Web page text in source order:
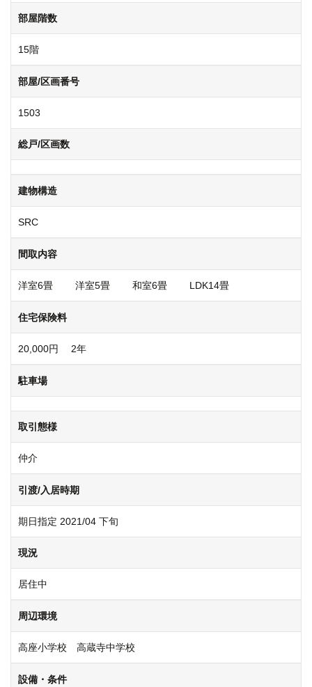
部屋階数
15階
部屋/区画番号
1503
総戸/区画数
建物構造
SRC
間取内容
洋室6畳 洋室5畳 和室6畳 LDK14畳
住宅保険料
20,000円 2年
駐車場
取引態様
仲介
引渡/入居時期
期日指定 2021/04 下旬
現況
居住中
周辺環境
高座小学校 高蔵寺中学校
設備・条件